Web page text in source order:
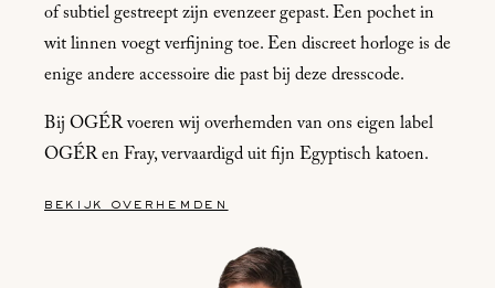
of subtiel gestreept zijn evenzeer gepast. Een pochet in
wit linnen voegt verfijning toe. Een discreet horloge is de
enige andere accessoire die past bij deze dresscode.
Bij OGÉR voeren wij overhemden van ons eigen label
OGÉR en Fray, vervaardigd uit fijn Egyptisch katoen.
bekijk overhemden